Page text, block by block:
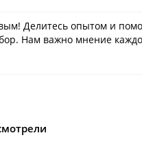
Делитесь опытом и
Нам важно мнение